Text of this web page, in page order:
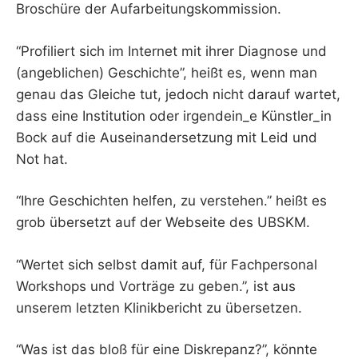
Broschüre der Aufarbeitungskommission.
“Profiliert sich im Internet mit ihrer Diagnose und
(angeblichen) Geschichte”, heißt es, wenn man
genau das Gleiche tut, jedoch nicht darauf wartet,
dass eine Institution oder irgendein_e Künstler_in
Bock auf die Auseinandersetzung mit Leid und
Not hat.
“Ihre Geschichten helfen, zu verstehen.” heißt es
grob übersetzt auf der Webseite des UBSKM.
“Wertet sich selbst damit auf, für Fachpersonal
Workshops und Vorträge zu geben.”, ist aus
unserem letzten Klinikbericht zu übersetzen.
“Was ist das bloß für eine Diskrepanz?”, könnte